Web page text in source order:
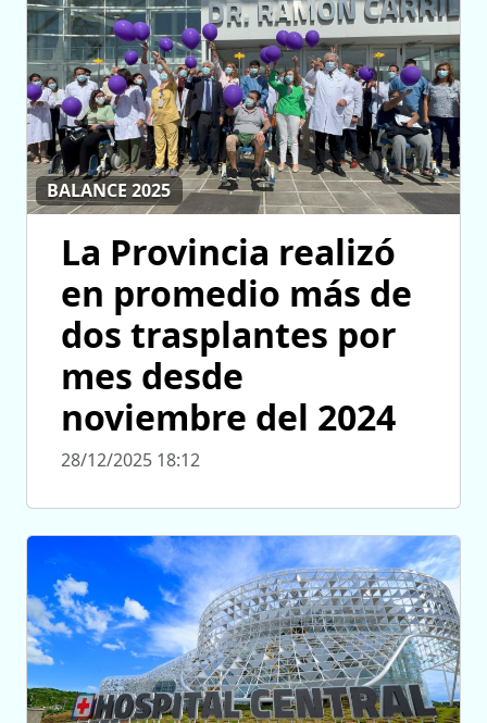
BALANCE 2025
La Provincia realizó
en promedio más de
dos trasplantes por
mes desde
noviembre del 2024
28/12/2025 18:12